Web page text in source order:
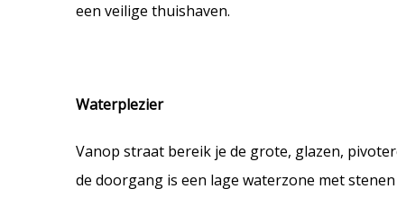
een veilige thuishaven.
Waterplezier
Vanop straat bereik je de grote, glazen,
de doorgang is een lage waterzone met